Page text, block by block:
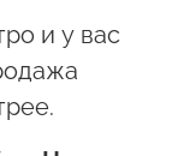
и у вас